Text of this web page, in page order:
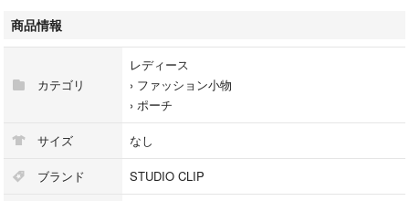
商品情報
カテゴリ
レディース
› ファッション小物
› ポーチ
サイズ なし
ブランド STUDIO CLIP